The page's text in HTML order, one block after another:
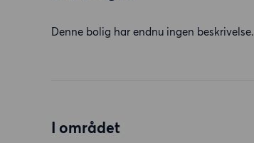
Denne bolig har endnu ingen beskrivelse.
I området